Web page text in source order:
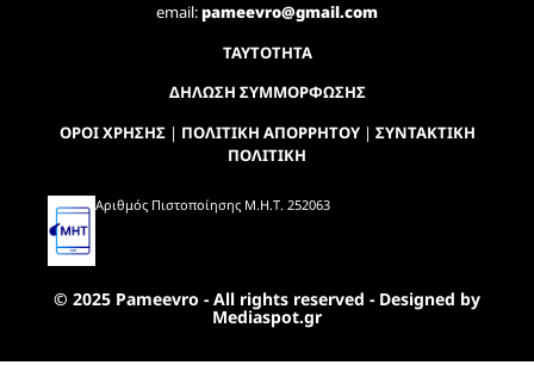
email:pameevro@gmail.com
ΤΑΥΤΟΤΗΤΑ
ΔΗΛΩΣΗ ΣΥΜΜΟΡΦΩΣΗΣ
ΟΡΟΙ ΧΡΗΣΗΣ| ΠΟΛΙΤΙΚΗ ΑΠΟΡΡΗΤΟΥ| ΣΥΝΤΑΚΤΙΚΗ
ΠΟΛΙΤΙΚΗ
Αριθμός Πιστοποίησης Μ.Η.Τ. 252063
© 2025 Pameevro - All rights reserved - Designed by
Mediaspot.gr